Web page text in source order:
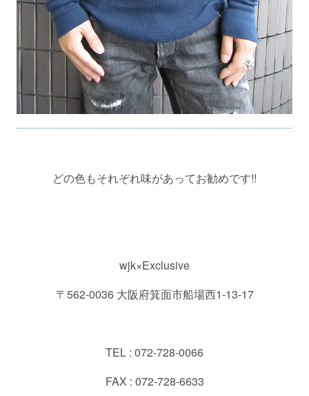
どの色もそれぞれ味があってお勧めです!!
wjk×Exclusive
〒562-0036 大阪府箕面市船場西1-13-17
TEL : 072-728-0066
FAX : 072-728-6633